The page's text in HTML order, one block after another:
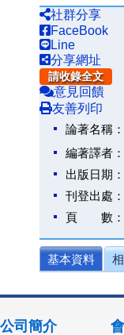
社群分享
FaceBook
Line
分享網址
請收錄全文
意見回饋
友善列印
論著名稱：
編著譯者：
出版日期：
刊登出處：
頁 數：
基本資料
公司簡介